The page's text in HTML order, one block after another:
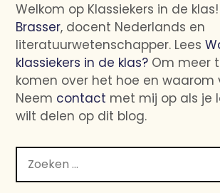
Welkom op Klassiekers in de
Brasser, docent Nederlands en
literatuurwetenschapper. Lees
klassiekers in de klas? Om meer
komen over het hoe en waarom
Neem contact met mij op als je
wilt delen op dit blog.
naar: